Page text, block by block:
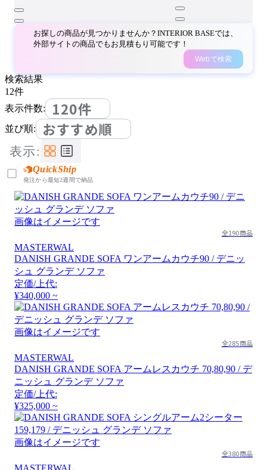
お探しの商品が見つかりませんか？INTERIOR BASEでは、
外部サイトの商品でもお見積もり可能です！
Webで検索
検索結果
12件
表示件数:
120件
並び順: おすすめ順
表示:
QuickShip
発注から最短2週間で納品
画像はイメージです
全190商品
MASTERWAL
DANISH GRANDE SOFA ワンアームカウチ90 / デニッ
シュ グランデ ソファ
定価/上代:
¥340,000 ~
画像はイメージです
全285商品
MASTERWAL
DANISH GRANDE SOFA アームレスカウチ 70,80,90 / デ
ニッシュ グランデ ソファ
定価/上代:
¥325,000 ~
画像はイメージです
全380商品
MASTERWAL